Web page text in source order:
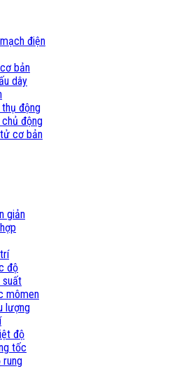
điện
bản
dây
thụ động
chủ động
cơ bản
giản
độ
suất
mômen
lượng
độ
tốc
rung